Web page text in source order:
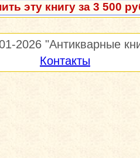
эту книгу за 3 500
2026 "Антикварные
Контакты